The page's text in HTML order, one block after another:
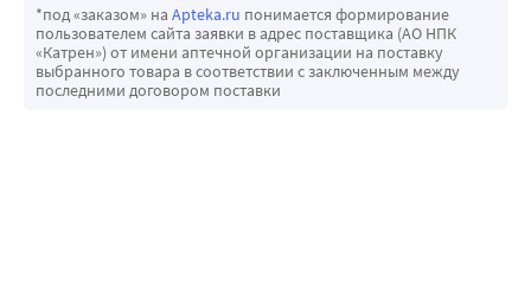
*под «заказом» на Apteka.ru понимается формирование
пользователем сайта заявки в адрес поставщика (АО НПК
«Катрен») от имени аптечной организации на поставку
выбранного товара в соответствии с заключенным между
последними договором поставки